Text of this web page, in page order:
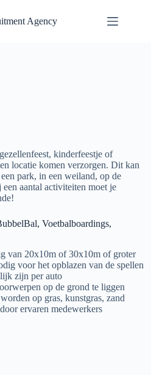
Agency
kinderfeestje of
locatie komen verzorgen. Dit kan
park, in een weiland, op de
aantal activiteiten moet je
Voetbalboardings,
van 20x10m of 30x10m of groter
voor het opblazen van de spellen
zijn per auto
op de grond te liggen
op gras, kunstgras, zand
ervaren medewerkers